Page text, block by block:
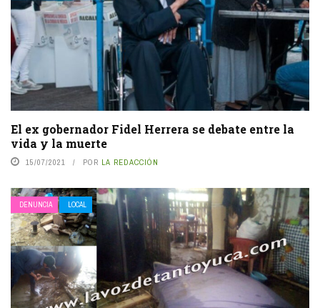
El ex gobernador Fidel Herrera se debate entre la
vida y la muerte
15/07/2021 POR LA REDACCIÓN
DENUNCIA LOCAL